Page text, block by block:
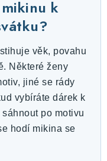
k
věk, povahu
Některé ženy
jiné se rády
vybíráte dárek k
po motivu
hodí mikina se